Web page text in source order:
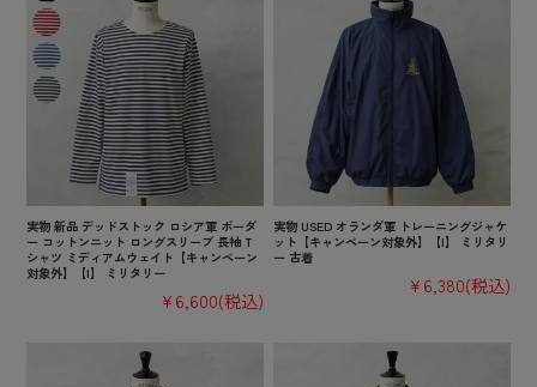
実物 新品 デッドストック ロシア軍 ボーダ
ー コットンニット ロングスリーブ 長袖 T
シャツ ミディアムウェイト【キャンペーン
対象外】【I】 ミリタリー
¥6,600(税込)
実物 USED オランダ軍 トレーニングジャケ
ット【キャンペーン対象外】【I】 ミリタリ
ー 古着
¥6,380(税込)